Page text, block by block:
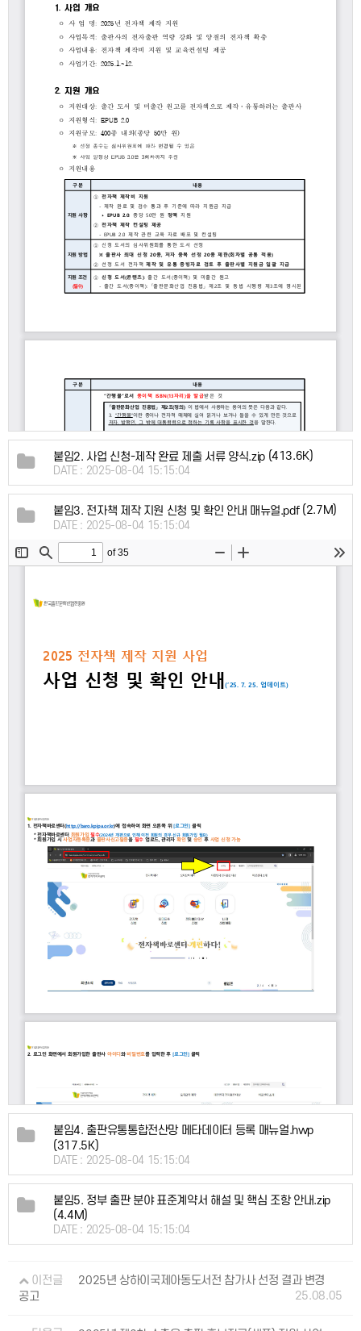
붙임2. 사업 신청-제작 완료 제출 서류 양식.zip(413.6K)
DATE : 2025-08-04 15:15:04
붙임3. 전자책 제작 지원 신청 및 확인 안내 매뉴얼.pdf(2.7M)
DATE : 2025-08-04 15:15:04
붙임4. 출판유통통합전산망 메타데이터 등록 매뉴얼.hwp
(317.5K)
DATE : 2025-08-04 15:15:04
붙임5. 정부 출판 분야 표준계약서 해설 및 핵심 조항 안내.zip
(4.4M)
DATE : 2025-08-04 15:15:04
이전글
2025년 상하이국제아동도서전 참가사 선정 결과 변경
공고
25.08.05